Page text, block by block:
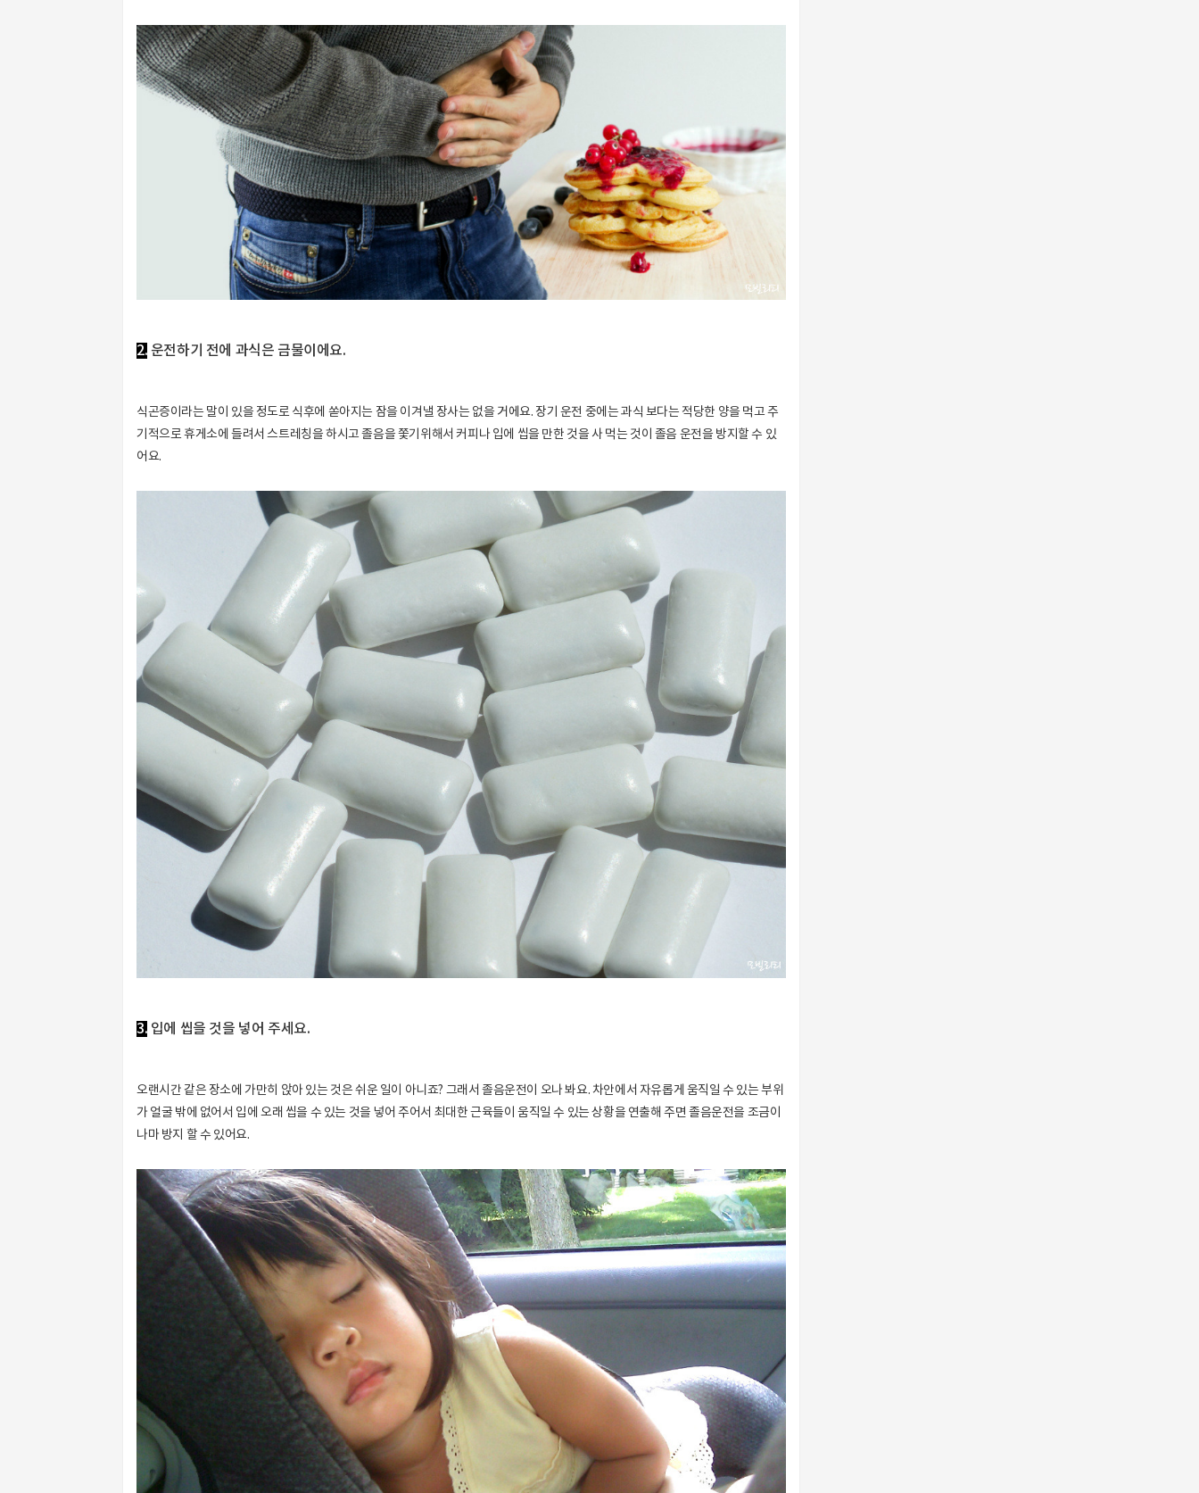
2. 운전하기 전에 과식은 금물이에요.
식곤증이라는 말이 있을 정도로 식후에 쏟아지는 잠을 이겨낼 장사는 없을 거에요. 장기 운전 중에는 과식 보다는 적당한 양을 먹고 주
기적으로 휴게소에 들려서 스트레칭을 하시고 졸음을 쫓기위해서 커피나 입에 씹을 만한 것을 사 먹는 것이 졸음 운전을 방지할 수 있
어요.
3. 입에 씹을 것을 넣어 주세요.
오랜시간 같은 장소에 가만히 앉아 있는 것은 쉬운 일이 아니죠? 그래서 졸음운전이 오나 봐요. 차안에서 자유롭게 움직일 수 있는 부위
가 얼굴 밖에 없어서 입에 오래 씹을 수 있는 것을 넣어 주어서 최대한 근육들이 움직일 수 있는 상황을 연출해 주면 졸음운전을 조금이
나마 방지 할 수 있어요.